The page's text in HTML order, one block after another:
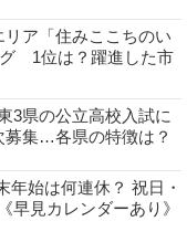
ア「住みここちのい
1位は？躍進した市
3県の公立高校入試に
集…各県の特徴は？
年始は何連休？ 祝日・
早見カレンダーあり》